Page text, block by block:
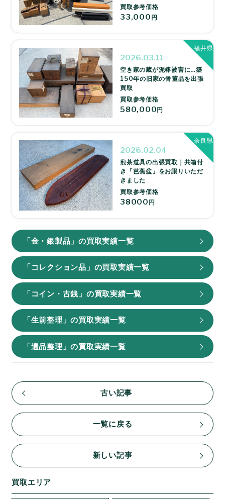
買取参考価格
33,000 円
2026.03.11
空き家の蔵が泥棒被害に…築
150年の旧家の骨董品を出張
買取
買取参考価格
580,000円
福井県
2026.02.04
煎茶道具の出張買取｜共箱付
き「芭蕉盆」をお譲りいただ
きました
買取参考価格
38000 円
奈良県
「金・銀製品」の買取実績一覧
「コレクション品」の買取実績一覧
「コイン・古銭」の買取実績一覧
「生前整理」の買取実績一覧
「遺品整理」の買取実績一覧
古い記事
一覧に戻る
新しい記事
買取エリア